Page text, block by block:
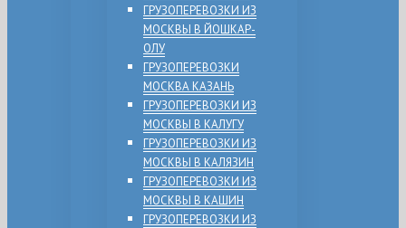
ГРУЗОПЕРЕВОЗКИ ИЗ
МОСКВЫ В ЙОШКАР-
ОЛУ
ГРУЗОПЕРЕВОЗКИ
МОСКВА КАЗАНЬ
ГРУЗОПЕРЕВОЗКИ ИЗ
МОСКВЫ В КАЛУГУ
ГРУЗОПЕРЕВОЗКИ ИЗ
МОСКВЫ В КАЛЯЗИН
ГРУЗОПЕРЕВОЗКИ ИЗ
МОСКВЫ В КАШИН
ГРУЗОПЕРЕВОЗКИ ИЗ